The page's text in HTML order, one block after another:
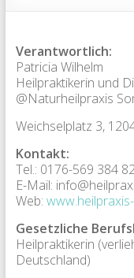
Verantwortlich:
Patricia Wilhelm
Heilpraktikerin und
@Naturheilpraxis
Weichselplatz 3,
Kontakt:
Tel.: 0176-569 384
E-Mail:
Web:
Gesetzliche
Heilpraktikerin
Deutschland)